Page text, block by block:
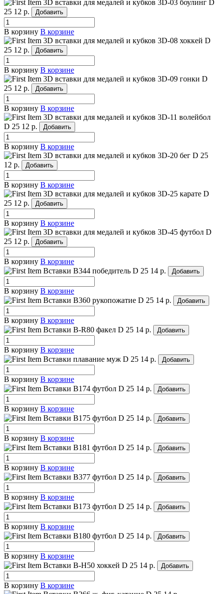
3D вставки для медалей и кубков 3D-03 боулинг D
25 12 р. Добавить
В корзину В корзине
3D вставки для медалей и кубков 3D-08 хоккей D
25 12 р. Добавить
В корзину В корзине
3D вставки для медалей и кубков 3D-09 гонки D
25 12 р. Добавить
В корзину В корзине
3D вставки для медалей и кубков 3D-11 волейбол
D 25 12 р. Добавить
В корзину В корзине
3D вставки для медалей и кубков 3D-20 бег D 25
12 р.
Добавить
В корзину В корзине
3D вставки для медалей и кубков 3D-25 карате D
25 12 р. Добавить
В корзину В корзине
3D вставки для медалей и кубков 3D-45 футбол D
25 12 р. Добавить
В корзину В корзине
Вставки B344 победитель D 25 14 р. Добавить
В корзину В корзине
Вставки B360 рукопожатие D 25 14 р. Добавить
В корзину В корзине
Вставки B-R80 факел D 25 14 р. Добавить
В корзину В корзине
Вставки плавание муж D 25 14 р. Добавить
В корзину В корзине
Вставки B174 футбол D 25 14 р. Добавить
В корзину В корзине
Вставки B175 футбол D 25 14 р. Добавить
В корзину В корзине
Вставки B181 футбол D 25 14 р. Добавить
В корзину В корзине
Вставки B377 футбол D 25 14 р. Добавить
В корзину В корзине
Вставки B173 футбол D 25 14 р. Добавить
В корзину В корзине
Вставки B180 футбол D 25 14 р. Добавить
В корзину В корзине
Вставки B-H50 хоккей D 25 14 р. Добавить
В корзину В корзине